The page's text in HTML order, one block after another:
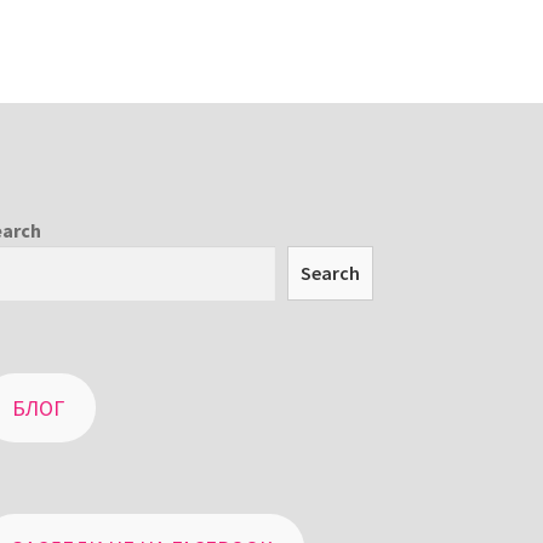
Search
БЛОГ